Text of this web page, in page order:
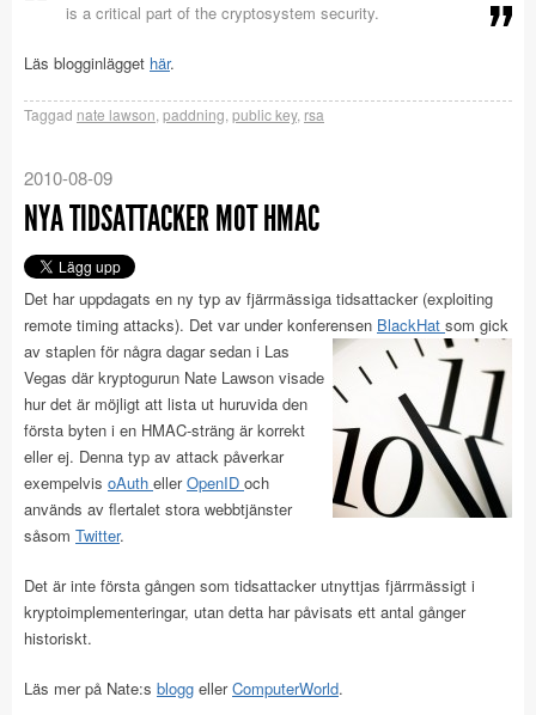
is a critical part of the cryptosystem security.
Läs blogginlägget här.
Taggad nate lawson paddning public key, rsa
2010-08-09
NYA TIDSATTACKER MOT HMAC
Det har uppdagats en ny typ av fjärrmässiga tidsattacker (exploiting
remote timing attacks). Det var under konferensen BlackHat som gick
av staplen för några dagar sedan i Las
Vegas där kryptogurun Nate Lawson visade
hur det är möjligt att lista ut huruvida den
första byten i en HMAC-sträng är korrekt
eller ej. Denna typ av attack påverkar
exempelvis oAuth ellerOpenID och
används av flertalet stora webbtjänster
såsom Twitter.
Det är inte första gången som tidsattacker utnyttjas fjärrmässigt i
kryptoimplementeringar, utan detta har påvisats ett antal gånger
historiskt.
Läs mer på Nate:s blogg ellerComputerWorld.